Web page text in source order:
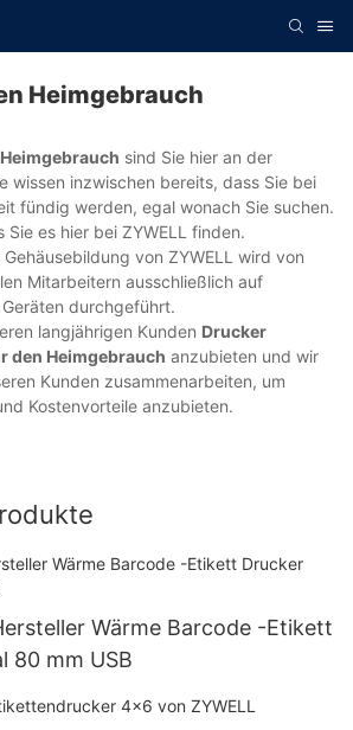
Heimgebrauch
sind Sie hier an der
wissen inzwischen bereits, dass Sie bei
fündig werden, egal wonach Sie suchen.
es hier bei ZYWELL finden.
von ZYWELL wird von
Mitarbeitern ausschließlich auf
durchgeführt.
langjährigen Kunden Drucker
den Heimgebrauch anzubieten und wir
Kunden zusammenarbeiten, um
Kostenvorteile anzubieten.
Wärme Barcode -Etikett
80 mm USB